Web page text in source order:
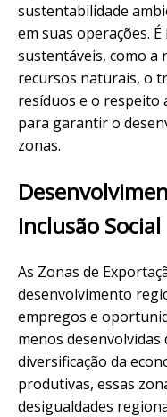
sustentabilidade
em suas operações.
sustentáveis, como a
recursos naturais, o
resíduos e o respeito
para garantir o
zonas.
Inclusão Social
As Zonas de
desenvolvimento
empregos e
menos
diversificação da
produtivas, essas
desigualdades